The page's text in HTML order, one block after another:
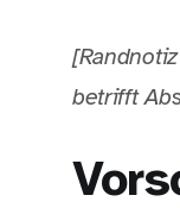
betrifft